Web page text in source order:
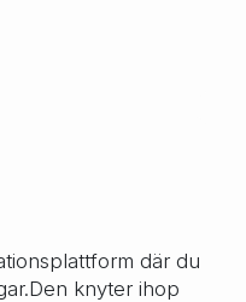
där du
knyter ihop